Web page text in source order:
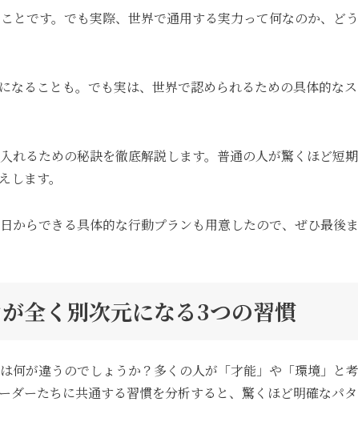
です。でも実際、世界で通用する実力って何なのか、ど
ることも。でも実は、世界で認められるための具体的な
るための秘訣を徹底解説します。普通の人が驚くほど短
ます。
らできる具体的な行動プランも用意したので、ぜひ最後
全く別次元になる3つの習慣
何が違うのでしょうか？多くの人が「才能」や「環境」と
ーたちに共通する習慣を分析すると、驚くほど明確なパタ